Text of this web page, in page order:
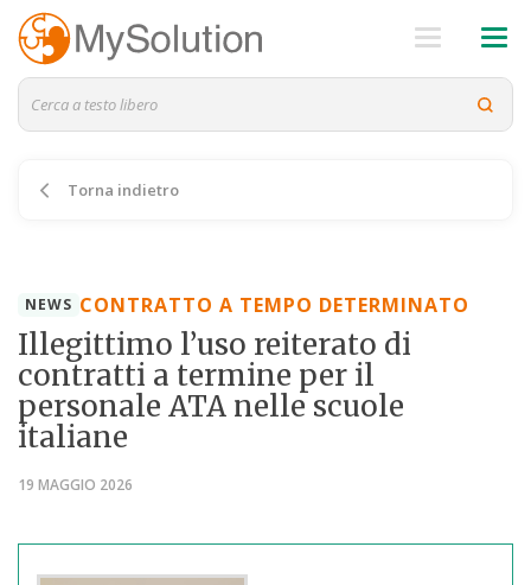
Torna indietro
NEWS CONTRATTO A TEMPO DETERMINATO
Illegittimo l’uso reiterato di
contratti a termine per il
personale ATA nelle scuole
italiane
19 MAGGIO 2026